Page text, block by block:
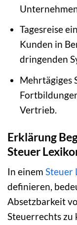
Tagesreise
Kunden in
dringenden
Mehrtägiges
Vertrieb.
Erklärung
Steuer
In einem Steuer
definieren,
Absetzbarkeit
Steuerrechts zu